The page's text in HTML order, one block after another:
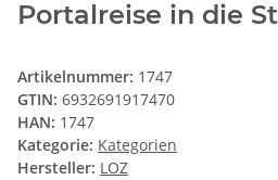
Portalreise in die
Artikelnummer: 1747
GTIN: 6932691917470
HAN: 1747
Kategorie: Kategorien
Hersteller: LOZ